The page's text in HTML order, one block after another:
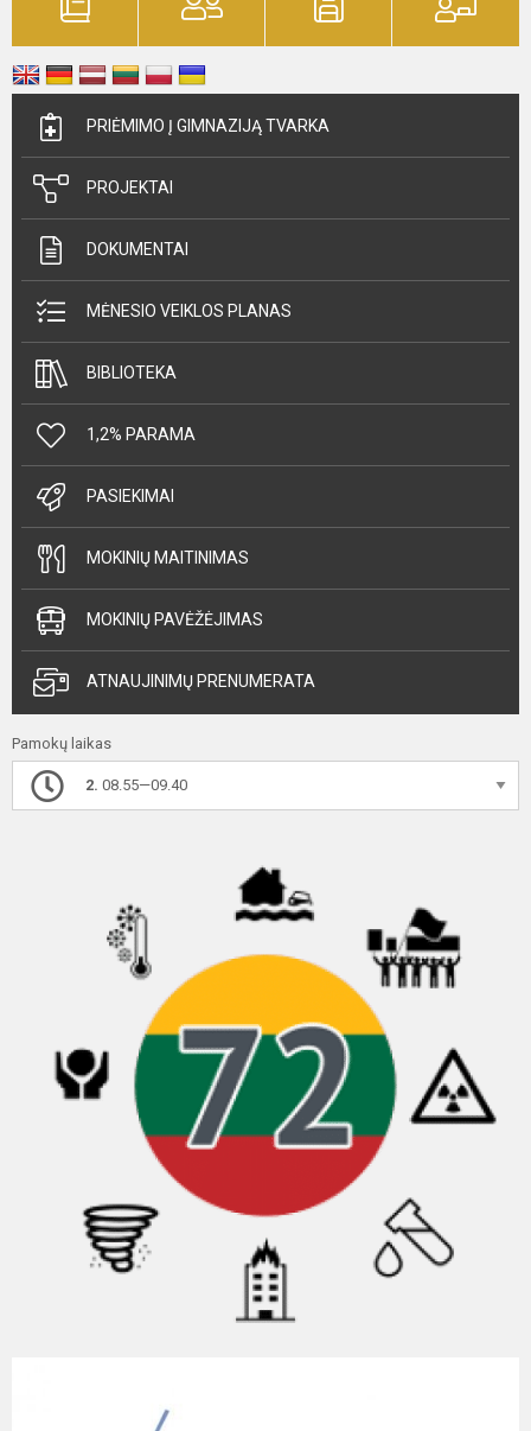
PRIĖMIMO Į GIMNAZIJĄ TVARKA
PROJEKTAI
DOKUMENTAI
MĖNESIO VEIKLOS PLANAS
BIBLIOTEKA
1,2% PARAMA
PASIEKIMAI
MOKINIŲ MAITINIMAS
MOKINIŲ PAVĖŽĖJIMAS
ATNAUJINIMŲ PRENUMERATA
Pamokų laikas
2. 08.55—09.40